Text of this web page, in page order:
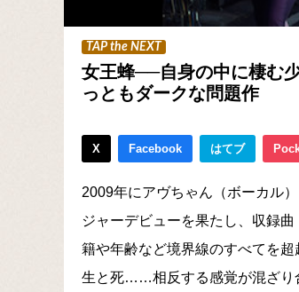
TAP the NEXT
女王蜂──自身の中に棲む
っともダークな問題作
X Facebook はてブ
2009年にアヴちゃん（ボーカル
ジャーデビューを果たし、収録
籍や年齢など境界線のすべてを
生と死……相反する感覚が混ざり